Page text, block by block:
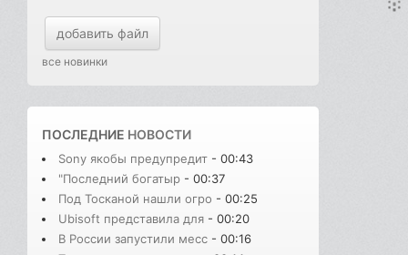
добавить файл
все новинки
ПОСЛЕДНИЕ НОВОСТИ
Sony якобы предупредит - 00:43
"Последний богатыр - 00:37
Под Тосканой нашли огро - 00:25
Ubisoft представила для - 00:20
В России запустили месс - 00:16